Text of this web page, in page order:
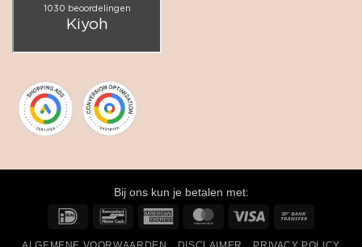
Bij ons kun je betalen met:
IDeal
BancontactAmerican
MasterCardVisa